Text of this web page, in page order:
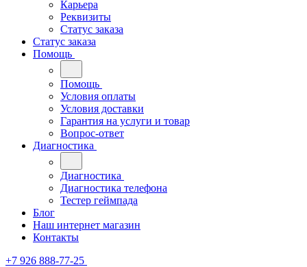
Карьера
Реквизиты
Статус заказа
Статус заказа
Помощь
Помощь
Условия оплаты
Условия доставки
Гарантия на услуги и товар
Вопрос-ответ
Диагностика
Диагностика
Диагностика телефона
Тестер геймпада
Блог
Наш интернет магазин
Контакты
+7 926 888-77-25